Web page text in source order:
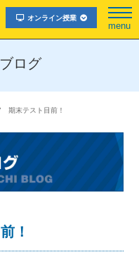
オンライン授業
menu
ログ
期末テスト目前！
！